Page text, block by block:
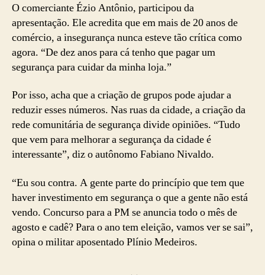
O comerciante Ézio Antônio, participou da
apresentação. Ele acredita que em mais de 20 anos de
comércio, a insegurança nunca esteve tão crítica como
agora. “De dez anos para cá tenho que pagar um
segurança para cuidar da minha loja.”
Por isso, acha que a criação de grupos pode ajudar a
reduzir esses números. Nas ruas da cidade, a criação da
rede comunitária de segurança divide opiniões. “Tudo
que vem para melhorar a segurança da cidade é
interessante”, diz o autônomo Fabiano Nivaldo.
“Eu sou contra. A gente parte do princípio que tem que
haver investimento em segurança o que a gente não está
vendo. Concurso para a PM se anuncia todo o mês de
agosto e cadê? Para o ano tem eleição, vamos ver se sai”,
opina o militar aposentado Plínio Medeiros.